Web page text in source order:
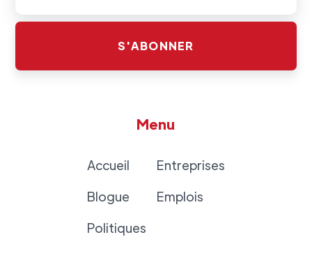
Menu
Accueil
Blogue
Politiques
Entreprises
Emplois